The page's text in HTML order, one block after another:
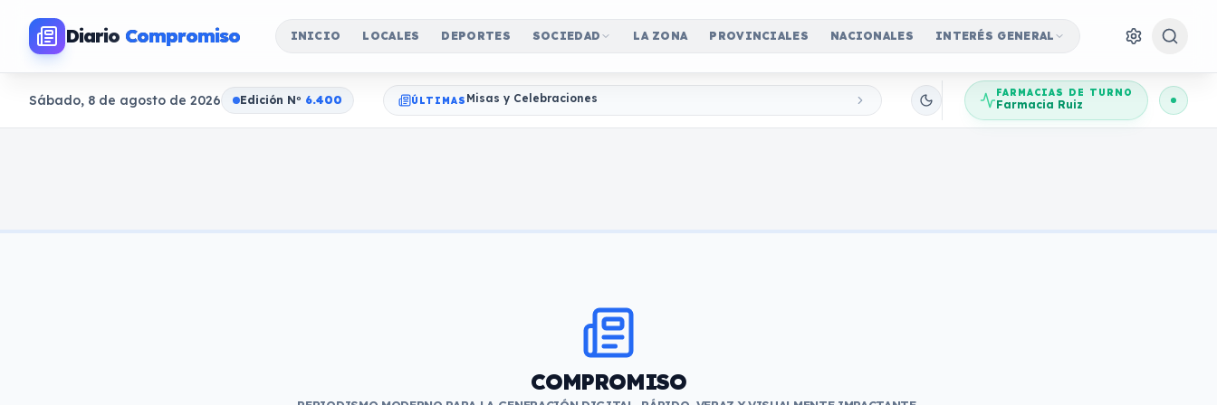
Diario Compromiso INICIO LOCALES DEPORTES SOCIEDAD LA ZONA PROVINCIALES NACIONALES INTERÉS GENERAL
Sábado, 8 de agosto de 2026 Edición No 6.400 ÚLTIMAS Misas y Celebraciones FARMACIAS DE TURNO
Farmacia Ruiz
COMPROMISO